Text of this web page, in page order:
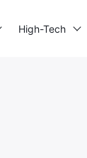
High-Tech